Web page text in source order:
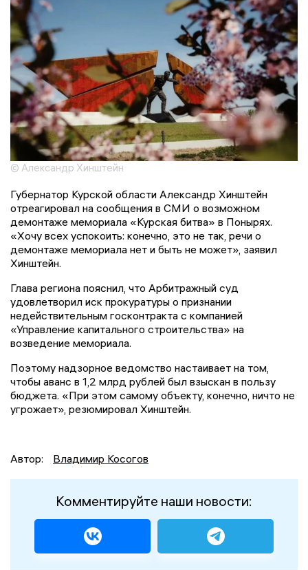
© Александр Хинштейн
Губернатор Курской области Александр Хинштейн
отреагировал на сообщения в СМИ о возможном
демонтаже мемориала «Курская битва» в Понырях.
«Хочу всех успокоить: конечно, это не так, речи о
демонтаже мемориала нет и быть не может», заявил
Хинштейн.
Глава региона пояснил, что Арбитражный суд
удовлетворил иск прокуратуры о признании
недействительным госконтракта с компанией
«Управление капитального строительства» на
возведение мемориала.
Поэтому надзорное ведомство настаивает на том,
чтобы аванс в 1,2 млрд рублей был взыскан в пользу
бюджета. «При этом самому объекту, конечно, ничто не
угрожает», резюмировал Хинштейн.
Автор: Владимир Косогов
Комментируйте наши новости: